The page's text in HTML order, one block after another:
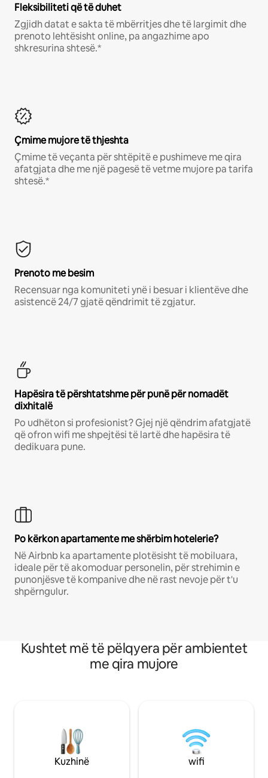
Fleksibiliteti që të duhet
Zgjidh datat e sakta të mbërritjes dhe të largimit dhe
prenoto lehtësisht online, pa angazhime apo
shkresurina shtesë.*
Çmime mujore të thjeshta
Çmime të veçanta për shtëpitë e pushimeve me qira
afatgjata dhe me një pagesë të vetme mujore pa tarifa
shtesë.*
Prenoto me besim
Recensuar nga komuniteti ynë i besuar i klientëve dhe
asistencë 24/7 gjatë qëndrimit të zgjatur.
Hapësira të përshtatshme për punë për nomadët
dixhitalë
Po udhëton si profesionist? Gjej një qëndrim afatgjatë
që ofron wifi me shpejtësi të lartë dhe hapësira të
dedikuara pune.
Po kërkon apartamente me shërbim hotelerie?
Në Airbnb ka apartamente plotësisht të mobiluara,
ideale për të akomoduar personelin, për strehimin e
punonjësve të kompanive dhe në rast nevoje për t'u
shpërngulur.
Kushtet më të pëlqyera për ambientet
me qira mujore
Kuzhinë wifi